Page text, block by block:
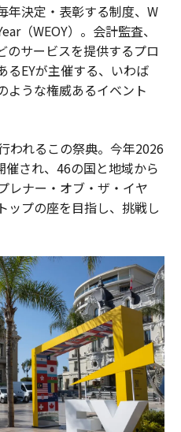
年決定・表彰する制度、W
（WEOY）。会計監査、
のサービスを提供するプロ
るEYが主催する、いわば
ような権威あるイベント
われるこの祭典。今年2026
され、46の国と地域から
レナー・オブ・ザ・イヤ
ップの座を目指し、挑戦し